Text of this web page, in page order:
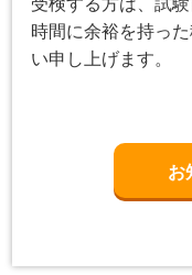
受検する方は、試
時間に余裕を持っ
い申し上げます。
お